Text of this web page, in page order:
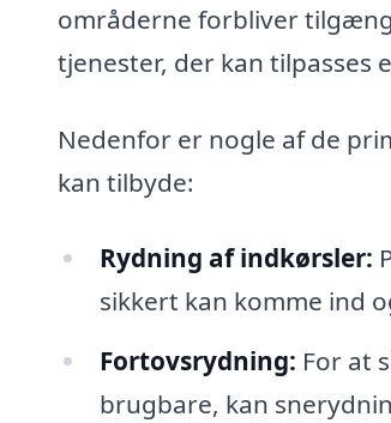
områderne forbliver
tjenester, der kan tilpasses
Nedenfor er nogle af de
kan tilbyde:
Rydning af indkørsler:
sikkert kan komme ind
Fortovsrydning: For at
brugbare, kan